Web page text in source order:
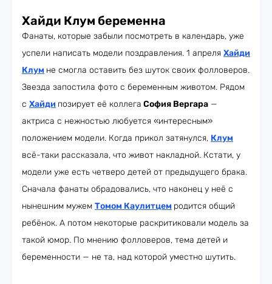
Хайди Клум беременна
Фанаты, которые забыли посмотреть в календарь, уже
успели написать модели поздравления. 1 апреля Хайди
Клум не смогла оставить без шуток своих фолловеров.
Звезда запостила фото с беременным животом. Рядом
с Хайди позирует её коллега София Вергара —
актриса с нежностью любуется «интересным»
положением модели. Когда прикол затянулся, Клум
всё-таки рассказала, что живот накладной. Кстати, у
модели уже есть четверо детей от предыдущего брака.
Сначала фанаты обрадовались, что наконец у неё с
нынешним мужем Томом Каулитцем родится общий
ребёнок. А потом некоторые раскритиковали модель за
такой юмор. По мнению фолловеров, тема детей и
беременности — не та, над которой уместно шутить.